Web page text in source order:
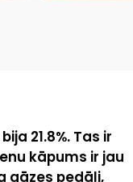
21.8%. Tas ir
kāpums ir jau
gāzes pedāli,